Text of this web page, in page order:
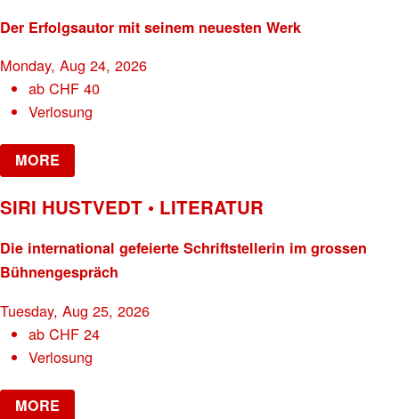
Der Erfolgsautor mit seinem neuesten Werk
Monday, Aug 24, 2026
abCHF 40
Verlosung
MORE
SIRI HUSTVEDT • LITERATUR
Die international gefeierte Schriftstellerin im grossen
Bühnengespräch
Tuesday, Aug 25, 2026
abCHF 24
Verlosung
MORE